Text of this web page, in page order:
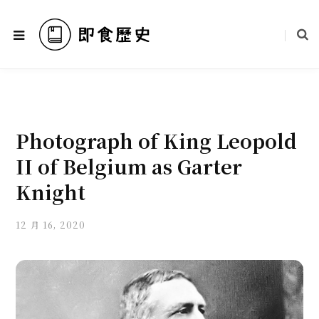
Photograph of King Leopold
II of Belgium as Garter
Knight
12 月 16, 2020